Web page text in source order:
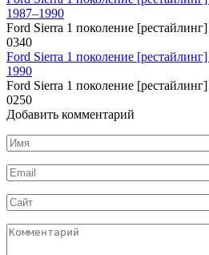
1987–1990
Ford Sierra 1 поколение
0340
Ford Sierra 1 поколение
1990
Ford Sierra 1 поколение
0250
Добавить комментарий
Имя
*
Email
*
Сайт
Комментарий